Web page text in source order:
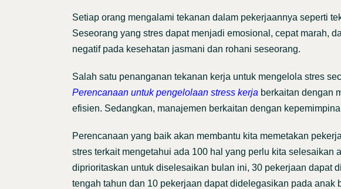
Setiap orang mengalami tekanan dalam pekerjaannya seperti
Seseorang yang stres dapat menjadi emosional, cepat marah,
negatif pada kesehatan jasmani dan rohani seseorang.
Salah satu penanganan tekanan kerja untuk mengelola stres
Perencanaan untuk pengelolaan stress kerja berkaitan dengan
efisien. Sedangkan, manajemen berkaitan dengan
Perencanaan yang baik akan membantu kita memetakan
stres terkait mengetahui ada 100 hal yang perlu kita
diprioritaskan untuk diselesaikan bulan ini, 30 pekerjaan dapat
tengah tahun dan 10 pekerjaan dapat didelegasikan pada anak